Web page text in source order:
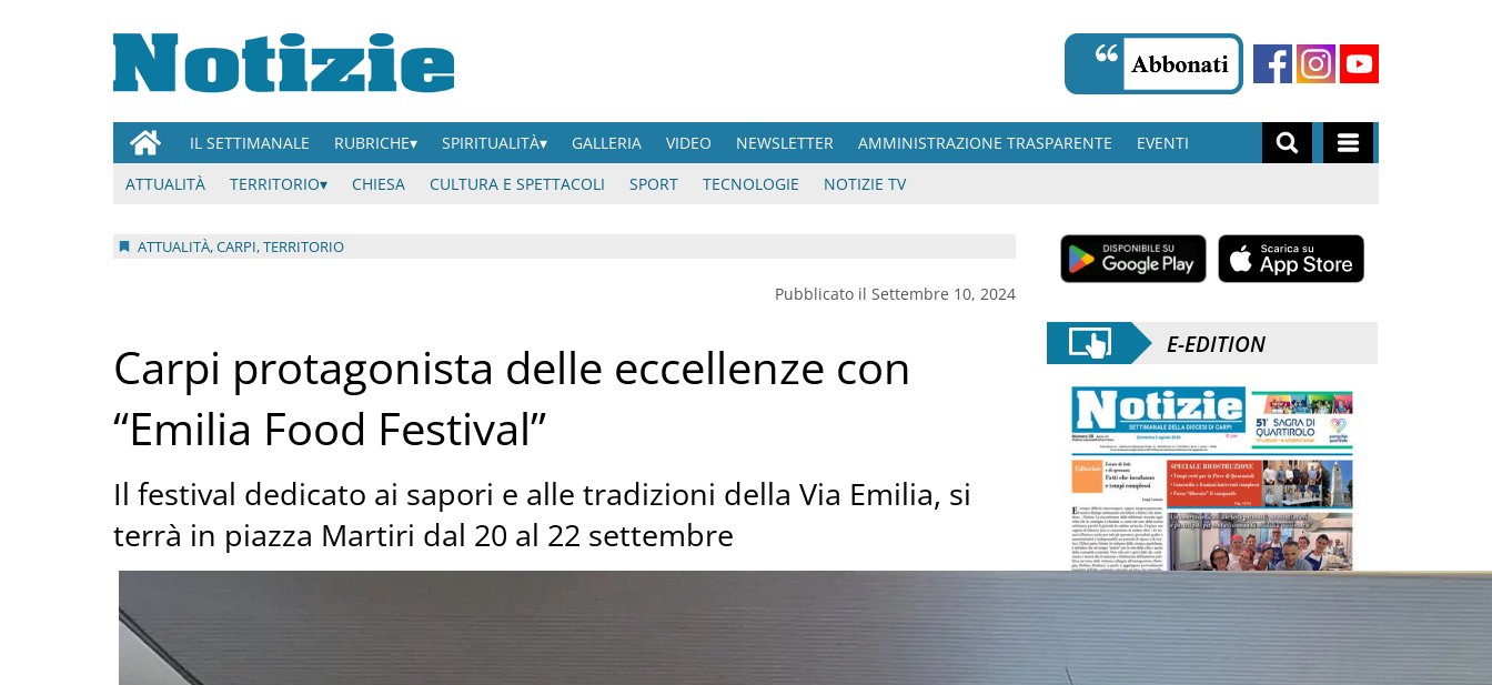
IL SETTIMANALE RUBRICHE SPIRITUALITÀ GALLERIA VIDEO NEWSLETTER AMMINISTRAZIONE TRASPARENTE
EVENTI
ATTUALITÀ
TERRITORIO CHIESA CULTURA E SPETTACOLI SPORT TECNOLOGIE NOTIZIE TV
ATTUALITÀ, CARPI, TERRITORIO
Pubblicato il Settembre 10, 2024
Carpi protagonista delle eccellenze con
“Emilia Food Festival”
Il festival dedicato ai sapori e alle tradizioni della Via Emilia, si
terrà in piazza Martiri dal 20 al 22 settembre
E-EDITION